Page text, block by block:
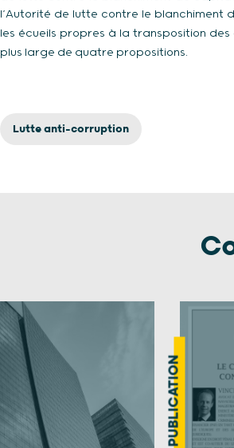
l’Autorité de lutte contre le blanchiment
les écueils propres à la transposition
plus large de quatre propositions.
Lutte anti-corruption
PUBLICATION